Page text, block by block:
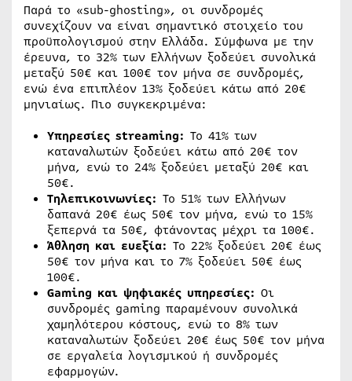
Παρά το «sub-ghosting», οι συνδρομές
συνεχίζουν να είναι σημαντικό στοιχείο του
προϋπολογισμού στην Ελλάδα. Σύμφωνα με την
έρευνα, το 32% των Ελλήνων ξοδεύει συνολικά
μεταξύ 50€ και 100€ τον μήνα σε συνδρομές,
ενώ ένα επιπλέον 13% ξοδεύει κάτω από 20€
μηνιαίως. Πιο συγκεκριμένα:
Υπηρεσίες streaming: Το 41% των
καταναλωτών ξοδεύει κάτω από 20€ τον
μήνα, ενώ το 24% ξοδεύει μεταξύ 20€ και
50€.
Τηλεπικοινωνίες: Το 51% των Ελλήνων
δαπανά 20€ έως 50€ τον μήνα, ενώ το 15%
ξεπερνά τα 50€, φτάνοντας μέχρι τα 100€.
Άθληση και ευεξία: Το 22% ξοδεύει 20€ έως
50€ τον μήνα και το 7% ξοδεύει 50€ έως
100€.
Gaming και ψηφιακές υπηρεσίες: Οι
συνδρομές gaming παραμένουν συνολικά
χαμηλότερου κόστους, ενώ το 8% των
καταναλωτών ξοδεύει 20€ έως 50€ τον μήνα
σε εργαλεία λογισμικού ή συνδρομές
εφαρμογών.